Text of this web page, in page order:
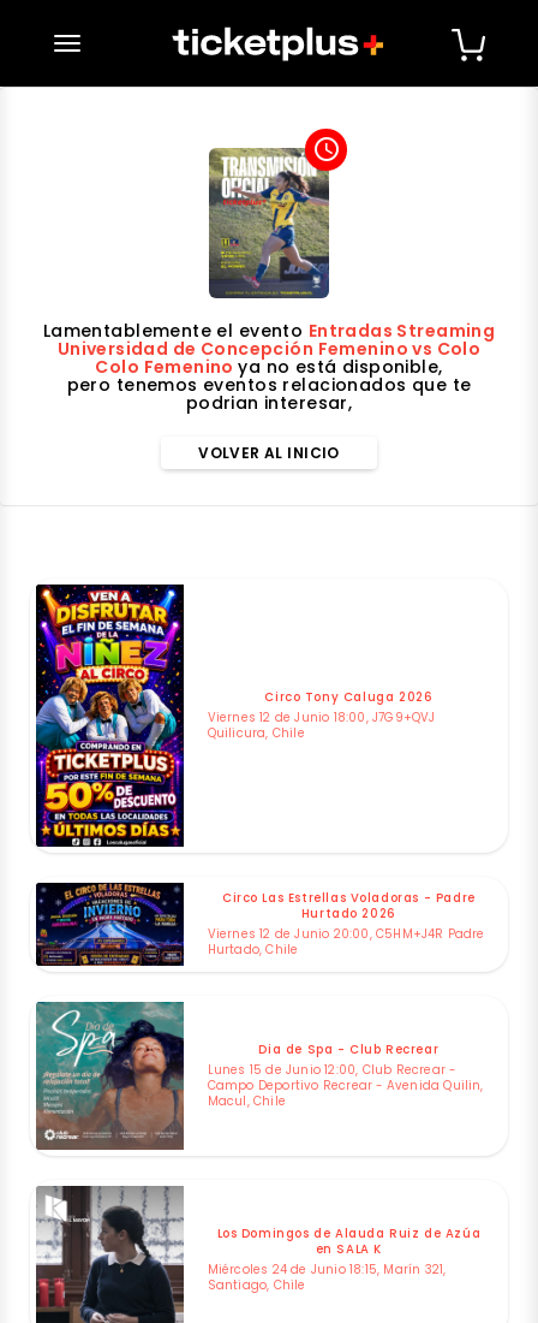
desplegar navegación
access_time
Lamentablemente el evento Entradas Streaming
Universidad de Concepción Femenino vs Colo
Colo Femeninoya no está disponible,
pero tenemos eventos relacionados que te
podrian interesar,
VOLVER AL INICIO
Circo Tony Caluga 2026
Viernes 12 de Junio 18:00, J7G9+QVJ
Quilicura, Chile
Circo Las Estrellas Voladoras - Padre
Hurtado 2026
Viernes 12 de Junio 20:00, C5HM+J4R Padre
Hurtado, Chile
Dia de Spa - Club Recrear
Lunes 15 de Junio 12:00, Club Recrear -
Campo Deportivo Recrear - Avenida Quilin,
Macul, Chile
Los Domingos de Alauda Ruiz de Azúa
en SALA K
Miércoles 24 de Junio 18:15, Marín 321,
Santiago, Chile